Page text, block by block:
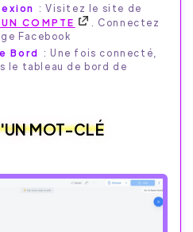
: Visitez le site de
COMPTE
. Connectez
Facebook
Bord : Une fois connecté,
le tableau de bord de
MOT-CLÉ